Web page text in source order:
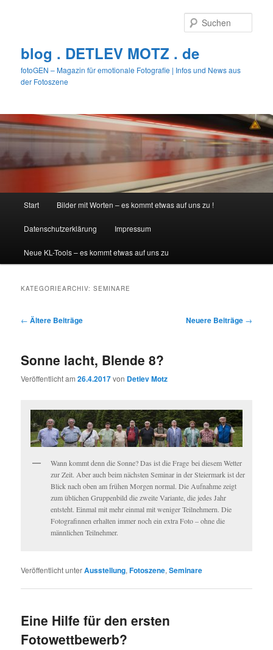
blog . DETLEV MOTZ . de
fotoGEN – Magazin für emotionale Fotografie | Infos und News aus
der Fotoszene
Start Bilder mit Worten – es kommt etwas auf uns zu !
Datenschutzerklärung Impressum
Neue KL-Tools – es kommt etwas auf uns zu
KATEGORIEARCHIV:SEMINARE
Beitragsnavigation
← Ältere Beiträge Neuere Beiträge →
Sonne lacht, Blende 8?
Veröffentlicht am26.4.2017von Detlev Motz
Wann kommt denn die Sonne? Das ist die Frage bei diesem Wetter
zur Zeit. Aber auch beim nächsten Seminar in der Steiermark ist der
Blick nach oben am frühen Morgen normal. Die Aufnahme zeigt
zum üblichen Gruppenbild die zweite Variante, die jedes Jahr
entsteht. Einmal mit mehr einmal mit weniger Teilnehmern. Die
Fotografinnen erhalten immer noch ein extra Foto – ohne die
männlichen Teilnehmer.
Veröffentlicht unterAusstellung,Fotoszene,Seminare
Eine Hilfe für den ersten
Fotowettbewerb?